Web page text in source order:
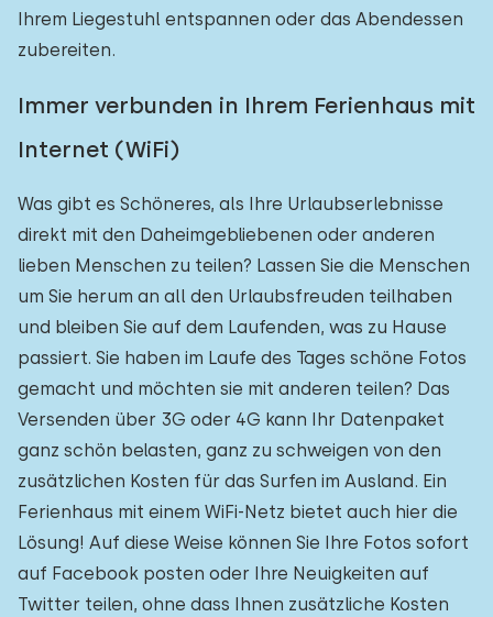
Ihrem Liegestuhl entspannen oder das Abendessen
zubereiten.
Immer verbunden in Ihrem Ferienhaus mit
Internet (WiFi)
Was gibt es Schöneres, als Ihre Urlaubserlebnisse
direkt mit den Daheimgebliebenen oder anderen
lieben Menschen zu teilen? Lassen Sie die Menschen
um Sie herum an all den Urlaubsfreuden teilhaben
und bleiben Sie auf dem Laufenden, was zu Hause
passiert. Sie haben im Laufe des Tages schöne Fotos
gemacht und möchten sie mit anderen teilen? Das
Versenden über 3G oder 4G kann Ihr Datenpaket
ganz schön belasten, ganz zu schweigen von den
zusätzlichen Kosten für das Surfen im Ausland. Ein
Ferienhaus mit einem WiFi-Netz bietet auch hier die
Lösung! Auf diese Weise können Sie Ihre Fotos sofort
auf Facebook posten oder Ihre Neuigkeiten auf
Twitter teilen, ohne dass Ihnen zusätzliche Kosten